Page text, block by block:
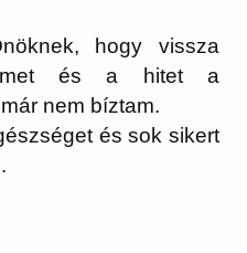
hogy vissza
és a hitet a
nem bíztam.
és sok sikert